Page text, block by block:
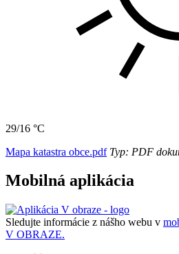
29/16 °C
Mapa katastra obce.pdfTyp: PDF
Mobilná aplikácia
Sledujte informácie z nášho webu v
V OBRAZE.